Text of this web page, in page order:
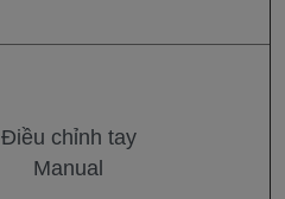
Điều chỉnh tay
Manual